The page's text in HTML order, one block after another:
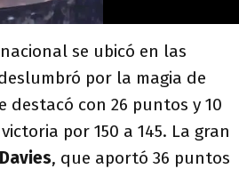
se ubicó en las
por la magia de
destacó con 26 puntos y 10
por 150 a 145. La gran
, que aportó 36 puntos